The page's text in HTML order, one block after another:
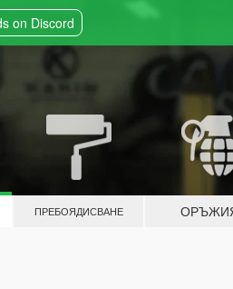
on Discord
ПРЕБОЯДИСВАНЕ